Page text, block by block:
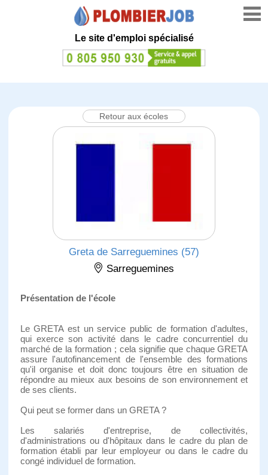
Le site d'emploi spécialisé
Retour aux écoles
Greta de Sarreguemines (57)
Sarreguemines
Présentation de l'école
Le GRETA est un service public de formation d'adultes,
qui exerce son activité dans le cadre concurrentiel du
marché de la formation ; cela signifie que chaque GRETA
assure l'autofinancement de l'ensemble des formations
qu'il organise et doit donc toujours être en situation de
répondre au mieux aux besoins de son environnement et
de ses clients.
Qui peut se former dans un GRETA ?
Les salariés d'entreprise, de collectivités,
d'administrations ou d'hôpitaux dans le cadre du plan de
formation établi par leur employeur ou dans le cadre du
congé individuel de formation.